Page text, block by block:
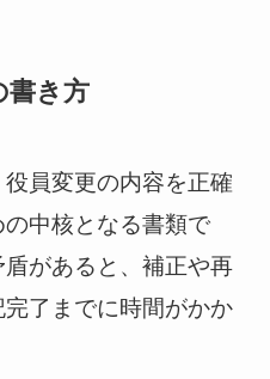
書き方
員変更の内容を正確
中核となる書類で
があると、補正や再
了までに時間がかか